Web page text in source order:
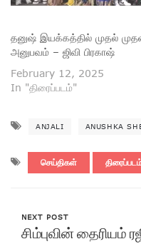
தனுஷ் இயக்கத்தில் முதல்
அனுபவம் – ஜிவி பிரகாஷ்
February 12, 2025
In "திரைப்படம்"
ANJALI ANUSHKA
செய்திகள்
NEXT POST
சிம்புவின் தைரியம்